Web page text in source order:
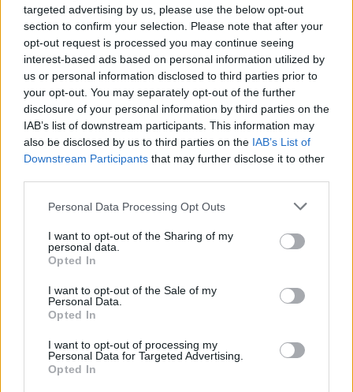
targeted advertising by us, please use the below opt-out
section to confirm your selection. Please note that after your
opt-out request is processed you may continue seeing
interest-based ads based on personal information utilized by
us or personal information disclosed to third parties prior to
your opt-out. You may separately opt-out of the further
disclosure of your personal information by third parties on the
IAB’s list of downstream participants. This information may
also be disclosed by us to third parties on the IAB’s List of
Downstream Participants that may further disclose it to other
Personal Data Processing Opt Outs
I want to opt-out of the Sharing of my
personal data.
Opted In
I want to opt-out of the Sale of my
Personal Data.
Opted In
I want to opt-out of processing my
Personal Data for Targeted Advertising.
Opted In
ADV
Commenti
Accedioregistratiper commentare questo
di VareseNews.it, che rimane autonoma e indipendente. I messaggi inclusi nei
commenti non sono testi giornalistici, ma post inviati dai singoli lettori che
possono essere automaticamente pubblicati senza filtro preventivo. I commenti
che includano uno o più link a siti esterni verranno rimossi in automatico dal